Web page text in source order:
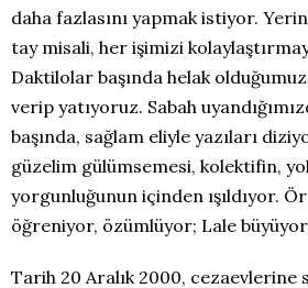
daha fazlasını yapmak istiyor.
tay misali, her işimizi
Daktilolar başında helak
verip yatıyoruz. Sabah
başında, sağlam eliyle yazıları
güzelim gülümsemesi, kolektifin,
yorgunluğunun içinden ışıldıyor.
öğreniyor, özümlüyor; Lale
Tarih 20 Aralık 2000, cezaevlerine